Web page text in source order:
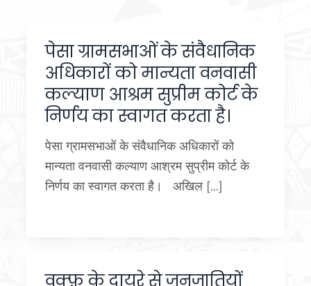
पेसा ग्रामसभाओं के संवैधानिक
अधिकारों को मान्यता वनवासी
कल्याण आश्रम सुप्रीम कोर्ट के
निर्णय का स्वागत करता है।
पेसा ग्रामसभाओं के संवैधानिक अधिकारों को
मान्यता वनवासी कल्याण आश्रम सुप्रीम कोर्ट के
निर्णय का स्वागत करता है। अखिल […]
वक़्फ़ के दायरे से जनजातियों